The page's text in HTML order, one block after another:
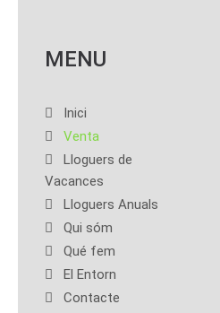
MENU
Inici
Venta
Lloguers de
Vacances
Lloguers Anuals
Qui sóm
Qué fem
El Entorn
Contacte